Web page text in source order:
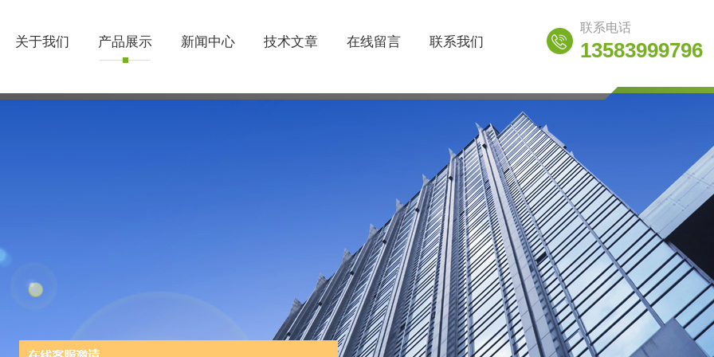
关于我们 产品展示 新闻中心 技术文章 在线留言 联系我们
联系电话
13583999796